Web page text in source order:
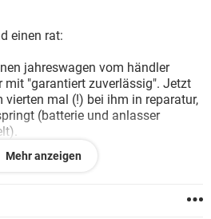
einen rat:
jahreswagen vom händler
mit "garantiert zuverlässig". Jetzt
mal (!) bei ihm in reparatur,
(batterie und anlasser
Er sagt es gäbe keine
Mehr anzeigen